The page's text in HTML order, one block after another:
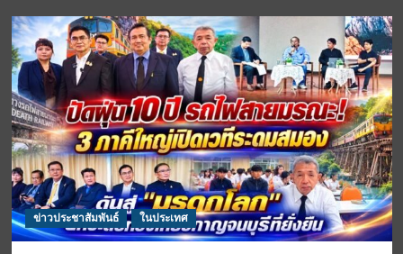
ข่าวประชาสัมพันธ์ ในประเทศ